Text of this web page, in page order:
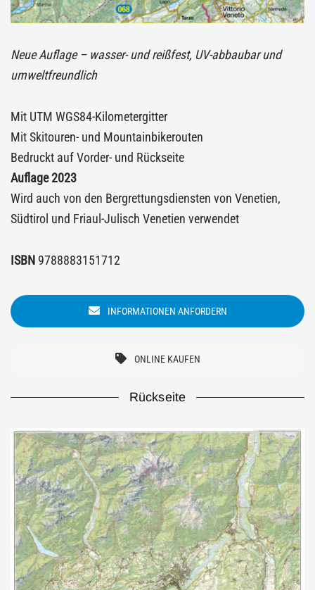
Neue Auflage – wasser- und reißfest, UV-abbaubar und
umweltfreundlich
Mit UTM WGS84-Kilometergitter
Mit Skitouren- und Mountainbikerouten
Bedruckt auf Vorder- und Rückseite
Auflage 2023
Wird auch von den Bergrettungsdiensten von Venetien,
Südtirol und Friaul-Julisch Venetien verwendet
ISBN 9788883151712
INFORMATIONEN ANFORDERN
ONLINE KAUFEN
Rückseite